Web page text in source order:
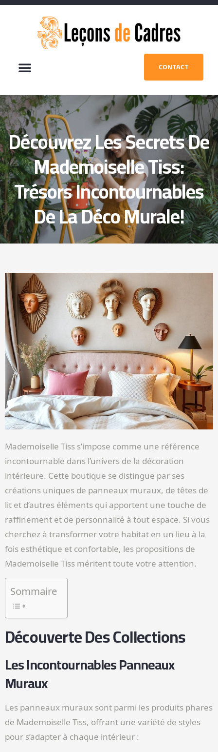
CONTACT
Découvrez Les Secrets De
Mademoiselle Tiss:
Trésors Incontournables
De La Déco Murale!
Mademoiselle Tiss s’impose comme une référence
incontournable dans l’univers de la décoration
intérieure. Cette boutique se distingue par ses
créations uniques de panneaux muraux, de têtes de
lit et d’autres éléments qui apportent une touche de
raffinement et de personnalité à tout espace. Si vous
cherchez à transformer votre habitat en un lieu à la
fois esthétique et confortable, les propositions de
Mademoiselle Tiss méritent toute votre attention.
Sommaire
Découverte Des Collections
Les Incontournables Panneaux
Muraux
Les panneaux muraux sont parmi les produits phares
de Mademoiselle Tiss, offrant une variété de styles
pour s’adapter à chaque intérieur :